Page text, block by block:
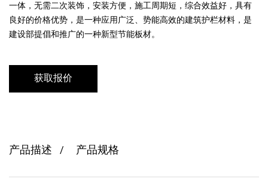
一体，无需二次装饰，安装方便，施工周期短，综合效益好，具有
良好的价格优势，是一种应用广泛、势能高效的建筑护栏材料，是
建设部提倡和推广的一种新型节能板材。
获取报价
产品描述 产品规格